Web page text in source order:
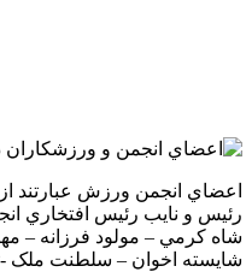
اعضاي انجمن ورزش عبارتند
رئيس و نايب رئيس افتخاري
شاه کرمي – مولود فرزانه –
شايسته اخوان – سلطنت ملک -